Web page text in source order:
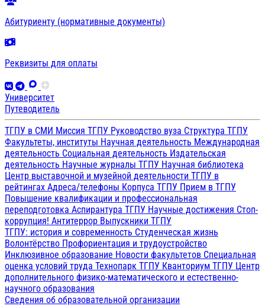
Абитуриенту (нормативные документы)
Реквизиты для оплаты
Университет
Путеводитель
ТГПУ в СМИ Миссия ТГПУ Руководство вуза Структура ТГПУ
Факультеты, институты Научная деятельность Международная
деятельность Социальная деятельность Издательская
деятельность Научные журналы ТГПУ Научная библиотека
Центр выставочной и музейной деятельности ТГПУ в
рейтингах Адреса/телефоны Корпуса ТГПУ Прием в ТГПУ
Повышение квалификации и профессиональная
переподготовка Аспирантура ТГПУ Научные достижения Стоп-
коррупция! Антитеррор Выпускники ТГПУ
ТГПУ: история и современность Студенческая жизнь
Волонтёрство Профориентация и трудоустройство
Инклюзивное образование Новости факультетов Специальная
оценка условий труда Технопарк ТГПУ Кванториум ТГПУ Центр
дополнительного физико-математического и естественно-
научного образования
Сведения об образовательной организации